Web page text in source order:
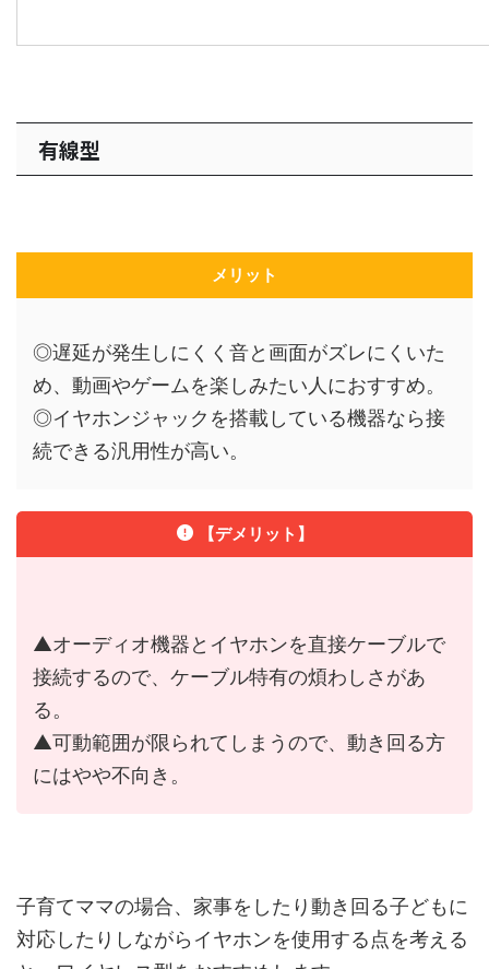
有線型
メリット
◎遅延が発生しにくく音と画面がズレにくいた
め、動画やゲームを楽しみたい人におすすめ。
◎イヤホンジャックを搭載している機器なら接
続できる汎用性が高い。
【デメリット】
▲オーディオ機器とイヤホンを直接ケーブルで
接続するので、ケーブル特有の煩わしさがあ
る。
▲可動範囲が限られてしまうので、動き回る方
にはやや不向き。
子育てママの場合、家事をしたり動き回る子どもに
対応したりしながらイヤホンを使用する点を考える